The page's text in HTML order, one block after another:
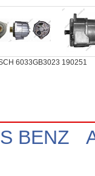
6033GB3023 190251
BENZ